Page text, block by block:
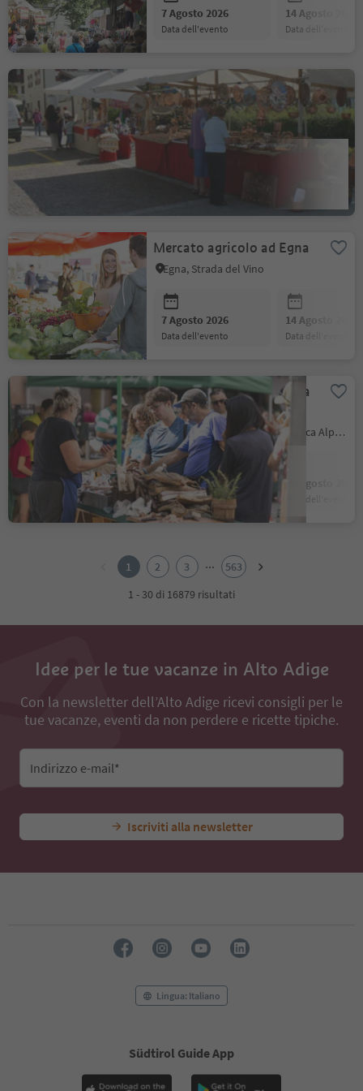
7 Agosto 2026
data dell'evento
14 Agosto 2026
data dell'evento
Mercatini delle pulci e
dell’antiquariato a
Welsberg.
Posizione
Monguelfo-Tesido
data dell'evento
Mercato agricolo ad Egna
Posizione:
Egna, Strada del Vino
7 Agosto 2026
data dell'evento
14 Agosto 2026
data dell'evento
Mercatino dei contadini a
Castelrotto.
Posizione: Castelrotto, Regione dolomitica Alpe di Siusi
7 Agosto 2026
data dell'evento
14 Agosto 2026
data dell'evento
1 2 3 ...
563
1 - 30 di 16879 risultati
Idee per le tue vacanze in Alto Adige
Con la newsletter dell’Alto Adige ricevi consigli per le
tue vacanze, eventi da non perdere e ricette tipiche.
Indirizzo e-mail*
Iscriviti alla newsletter
Lingua: Italiano
Südtirol Guide App